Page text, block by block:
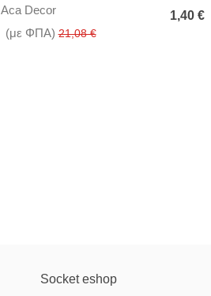
Aca Decor
(με ΦΠΑ) 21,08 €
1,40 €
Socket eshop